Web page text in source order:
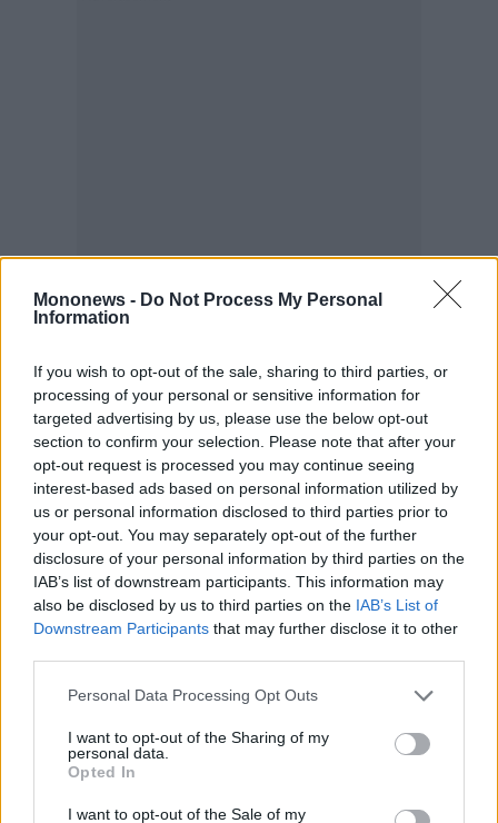
Mononews - Do Not Process My Personal
Information
If you wish to opt-out of the sale, sharing to third parties, or
processing of your personal or sensitive information for
targeted advertising by us, please use the below opt-out
section to confirm your selection. Please note that after your
opt-out request is processed you may continue seeing
interest-based ads based on personal information utilized by
us or personal information disclosed to third parties prior to
your opt-out. You may separately opt-out of the further
disclosure of your personal information by third parties on the
IAB’s list of downstream participants. This information may
also be disclosed by us to third parties on the IAB’s List of
Downstream Participants that may further disclose it to other
Personal Data Processing Opt Outs
I want to opt-out of the Sharing of my
personal data.
Opted In
I want to opt-out of the Sale of my
– Επέκταση της μείωσης κατά 50%των
προμηθειών για αγορές από 10 ευρώ μέσω